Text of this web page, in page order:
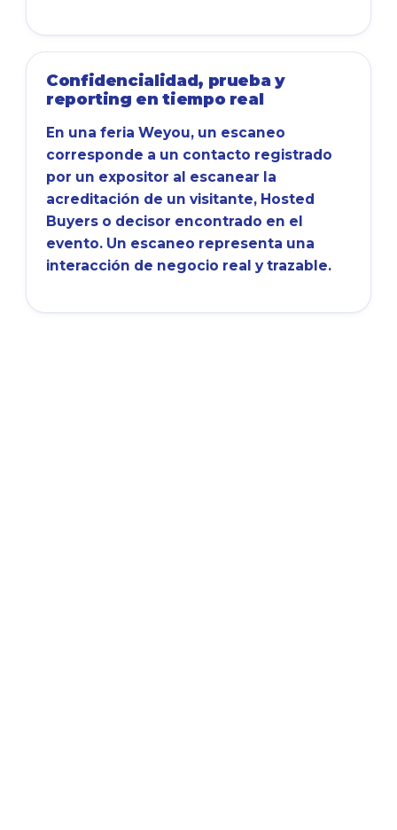
Confidencialidad, prueba y
reporting en tiempo real
En una feria Weyou, un escaneo
corresponde a un contacto registrado
por un expositor al escanear la
acreditación de un visitante, Hosted
Buyers o decisor encontrado en el
evento. Un escaneo representa una
interacción de negocio real y trazable.